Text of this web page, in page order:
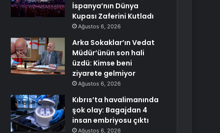
İspanya’nın Dünya
Kupası Zaferini Kutladı
Ağustos 6, 2026
Arka Sokaklar’ın Vedat
Müdür’ünün son hali
üzdü: Kimse beni
ziyarete gelmiyor
Ağustos 6, 2026
Kıbrıs’ta havalimanında
şok olay: Bagajdan 4
insan embriyosu çıktı
Ağustos 6, 2026